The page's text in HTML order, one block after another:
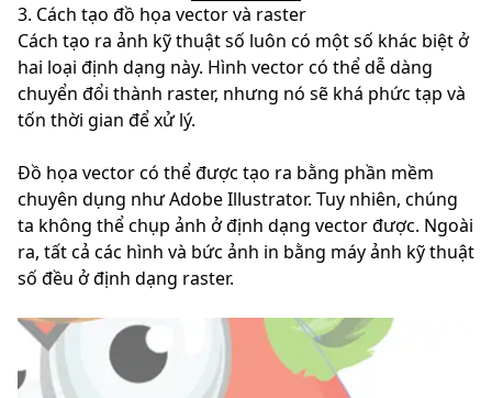
3. Cách tạo đồ họa vector và raster
Cách tạo ra ảnh kỹ thuật số luôn có một số khác biệt ở
hai loại định dạng này. Hình vector có thể dễ dàng
chuyển đổi thành raster, nhưng nó sẽ khá phức tạp và
tốn thời gian để xử lý.
Đồ họa vector có thể được tạo ra bằng phần mềm
chuyên dụng như Adobe Illustrator. Tuy nhiên, chúng
ta không thể chụp ảnh ở định dạng vector được. Ngoài
ra, tất cả các hình và bức ảnh in bằng máy ảnh kỹ thuật
số đều ở định dạng raster.